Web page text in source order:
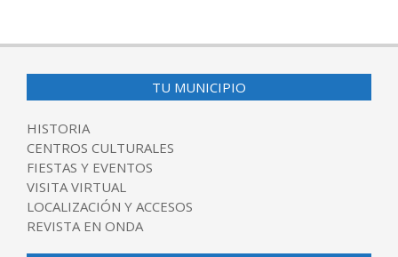
TU MUNICIPIO
HISTORIA
CENTROS CULTURALES
FIESTAS Y EVENTOS
VISITA VIRTUAL
LOCALIZACIÓN Y ACCESOS
REVISTA EN ONDA